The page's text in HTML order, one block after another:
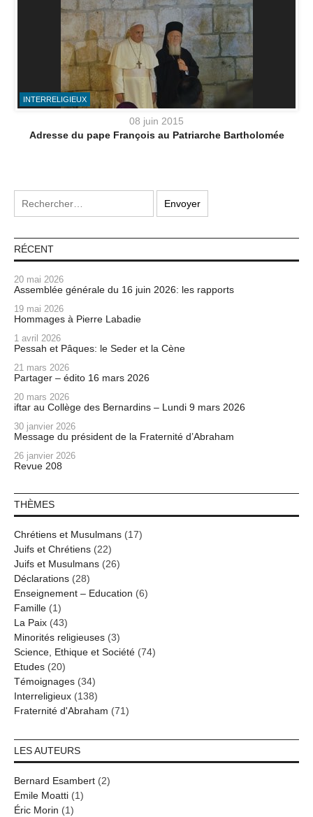
INTERRELIGIEUX
08 juin 2015
Adresse du pape François au Patriarche Bartholomée
RÉCENT
20 mai 2026
Assemblée générale du 16 juin 2026: les rapports
19 mai 2026
Hommages à Pierre Labadie
1 avril 2026
Pessah et Pâques: le Seder et la Cène
21 mars 2026
Partager – édito 16 mars 2026
20 mars 2026
iftar au Collège des Bernardins – Lundi 9 mars 2026
30 janvier 2026
Message du président de la Fraternité d’Abraham
26 janvier 2026
Revue 208
THÈMES
Chrétiens et Musulmans (17)
Juifs et Chrétiens (22)
Juifs et Musulmans (26)
Déclarations (28)
Enseignement – Education (6)
Famille (1)
La Paix (43)
Minorités religieuses (3)
Science, Ethique et Société (74)
Etudes (20)
Témoignages (34)
Interreligieux (138)
Fraternité d'Abraham (71)
LES AUTEURS
Bernard Esambert (2)
Emile Moatti (1)
Éric Morin (1)